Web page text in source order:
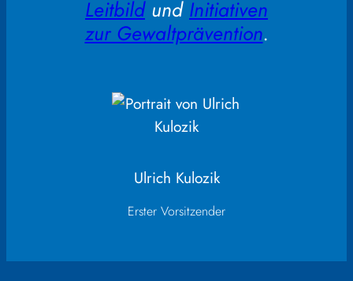
Leitbildund Initiativen
zur Gewaltprävention.
Ulrich Kulozik
Erster Vorsitzender